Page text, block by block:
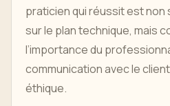
praticien qui réussit est
sur le plan technique, mais
l’importance du
communication avec le
éthique.